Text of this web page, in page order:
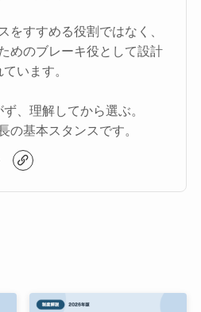
をすすめる役割ではなく、
めのブレーキ役として設計
ています。
、理解してから選ぶ。
の基本スタンスです。